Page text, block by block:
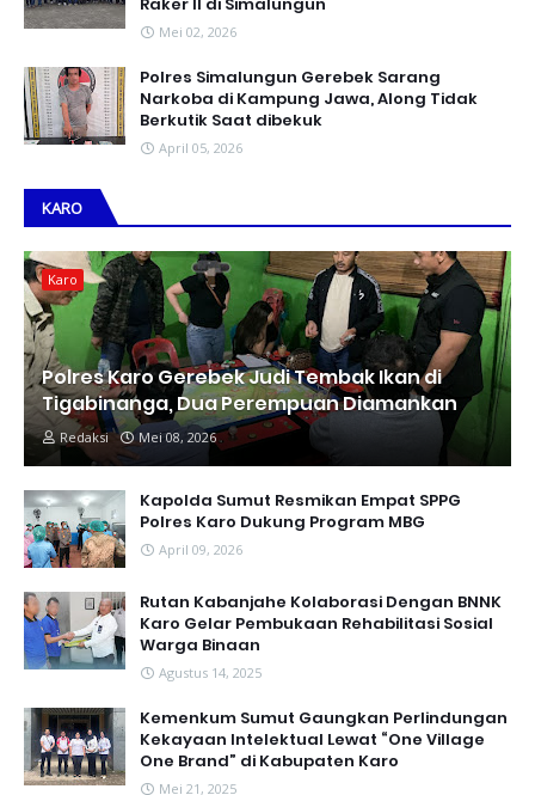
Raker II di Simalungun
Mei 02, 2026
Polres Simalungun Gerebek Sarang
Narkoba di Kampung Jawa, Along Tidak
Berkutik Saat dibekuk
April 05, 2026
KARO
Karo
Polres Karo Gerebek Judi Tembak Ikan di
Tigabinanga, Dua Perempuan Diamankan
Redaksi Mei 08, 2026
Kapolda Sumut Resmikan Empat SPPG
Polres Karo Dukung Program MBG
April 09, 2026
Rutan Kabanjahe Kolaborasi Dengan BNNK
Karo Gelar Pembukaan Rehabilitasi Sosial
Warga Binaan
Agustus 14, 2025
Kemenkum Sumut Gaungkan Perlindungan
Kekayaan Intelektual Lewat “One Village
One Brand” di Kabupaten Karo
Mei 21, 2025